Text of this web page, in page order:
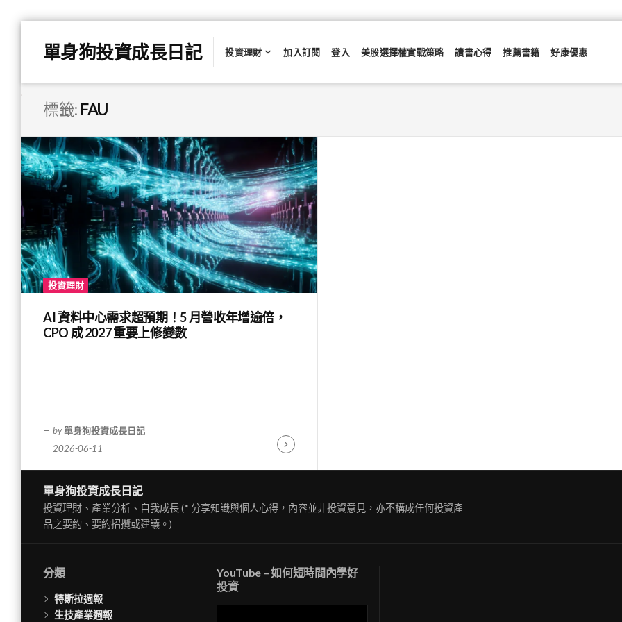
單身狗投資成長日記 投資理財 加入訂閱 登入 美股選擇權實戰策略 讀書心得 推薦書籍 好康優惠
標籤: FAU
投資理財
AI 資料中心需求超預期！5 月營收年增逾倍，
CPO 成 2027 重要上修變數
by 單身狗投資成長日記
2026-06-11
Continue
單身狗投資成長日記
投資理財、產業分析、自我成長 (* 分享知識與個人心得，內容並非投資意見，亦不構成任何投資產
品之要約、要約招攬或建議。)
分類
特斯拉週報
生技產業週報
YouTube – 如何短時間內學好
投資